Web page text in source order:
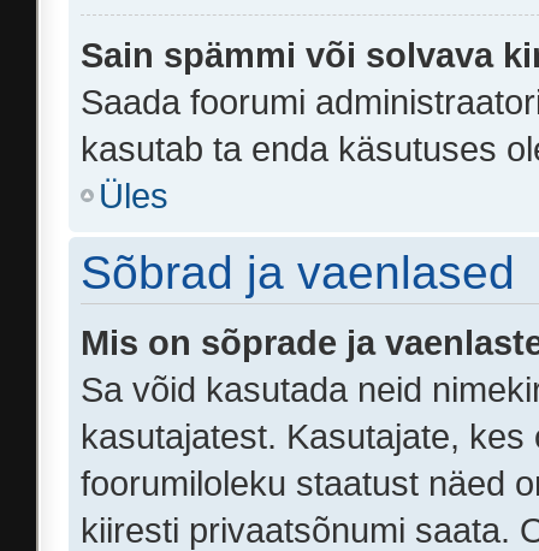
Sain spämmi või solvava
Saada foorumi
kasutab ta enda käsutuses
Üles
Sõbrad ja vaenlased
Mis on sõprade ja
Sa võid kasutada neid
kasutajatest. Kasutajate,
foorumiloleku staatust näed
kiiresti privaatsõnumi saata.